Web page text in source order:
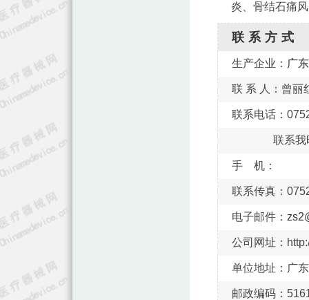
炎、骨结石痛
联系方式
生产企业： 广
联 系 人：曾丽
联系电话：
联系我
手 机：
联系传真：
电子邮件：
公司网址：
单位地址：广
邮政编码：